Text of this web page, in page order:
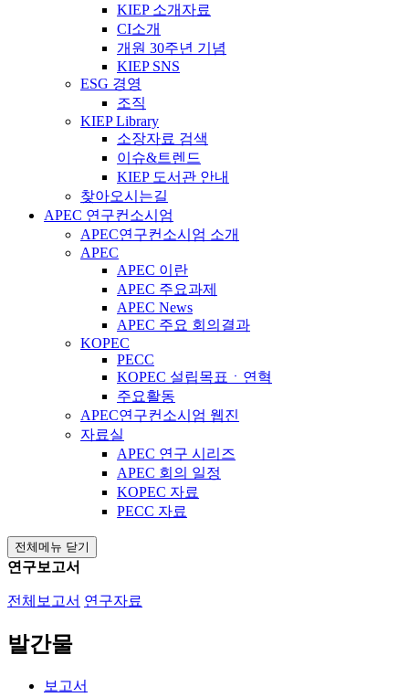
KIEP 소개자료
CI소개
개원 30주년 기념
KIEP SNS
ESG 경영
조직
KIEP Library
소장자료 검색
이슈&트렌드
KIEP 도서관 안내
찾아오시는길
APEC 연구컨소시엄
APEC연구컨소시엄 소개
APEC
APEC 이란
APEC 주요과제
APEC News
APEC 주요 회의결과
KOPEC
PECC
KOPEC 설립목표ㆍ연혁
주요활동
APEC연구컨소시엄 웹진
자료실
APEC 연구 시리즈
APEC 회의 일정
KOPEC 자료
PECC 자료
전체메뉴 닫기
연구보고서
전체보고서 연구자료
발간물
보고서